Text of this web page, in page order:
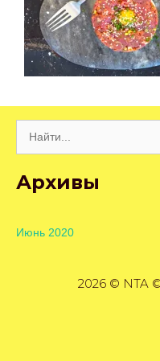
Архивы
Июнь 2020
2026 © NTA